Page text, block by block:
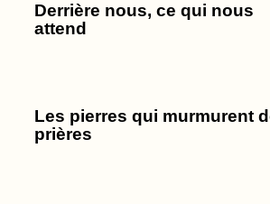
Derrière nous, ce qui nous
attend
Les pierres qui murmurent
prières